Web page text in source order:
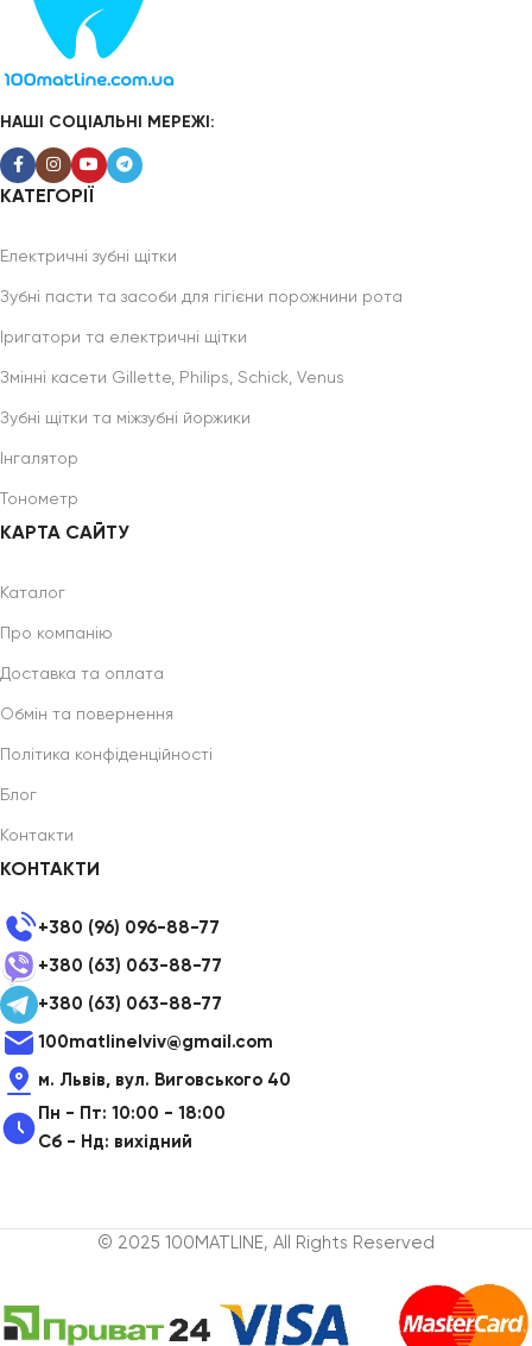
НАШІ СОЦІАЛЬНІ МЕРЕЖІ:
КАТЕГОРІЇ
Електричні зубні щітки
Зубні пасти та засоби для гігієни порожнини рота
Іригатори та електричні щітки
Змінні касети Gillette, Philips, Schick, Venus
Зубні щітки та міжзубні йоржики
Інгалятор
Тонометр
КАРТА САЙТУ
Каталог
Про компанію
Доставка та оплата
Обмін та повернення
Політика конфіденційності
Блог
Контакти
КОНТАКТИ
+380 (96) 096-88-77
+380 (63) 063-88-77
+380 (63) 063-88-77
100matlinelviv@gmail.com
м. Львів, вул. Виговського 40
Пн - Пт: 10:00 - 18:00
Сб - Нд: вихідний
© 2025 100MATLINE, All Rights Reserved